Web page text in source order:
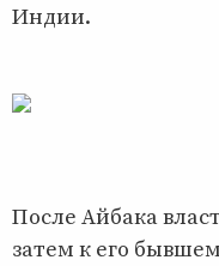
Индии.
После Айбака
затем к его